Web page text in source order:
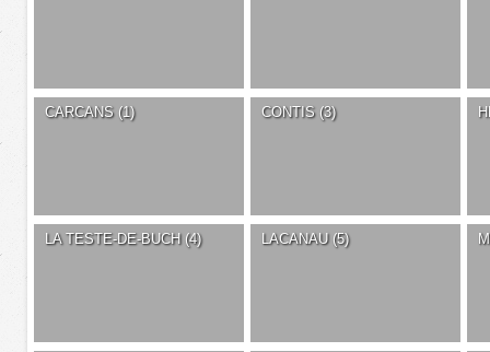
CARCANS (1) CONTIS (3)
LA TESTE-DE-BUCH (4) LACANAU (5)